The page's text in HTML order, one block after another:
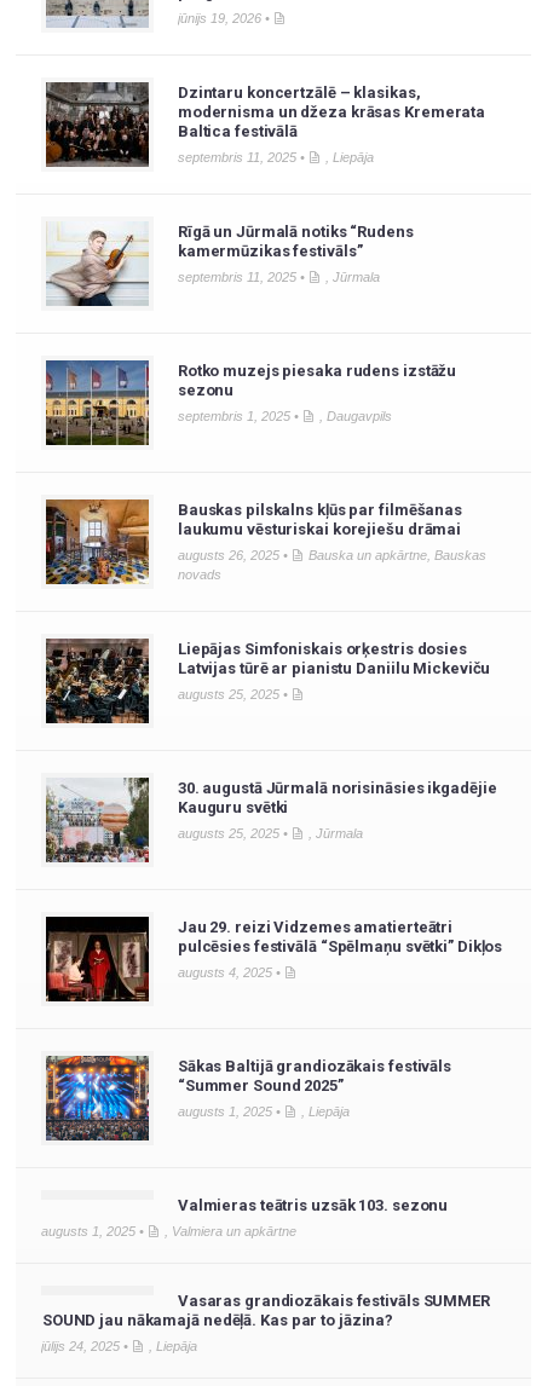
jūnijs 19, 2026 •
Dzintaru koncertzālē – klasikas,
modernisma un džeza krāsas Kremerata
Baltica festivālā
septembris 11, 2025 • Liepāja
Rīgā un Jūrmalā notiks “Rudens
kamermūzikas festivāls”
septembris 11, 2025 • Jūrmala
Rotko muzejs piesaka rudens izstāžu
sezonu
septembris 1, 2025 • Daugavpils
Bauskas pilskalns kļūs par filmēšanas
laukumu vēsturiskai korejiešu drāmai
augusts 26, 2025 • Bauska un apkārtne, Bauskas
novads
Liepājas Simfoniskais orķestris dosies
Latvijas tūrē ar pianistu Daniilu Mickeviču
augusts 25, 2025 •
30. augustā Jūrmalā norisināsies ikgadējie
Kauguru svētki
augusts 25, 2025 • Jūrmala
Jau 29. reizi Vidzemes amatierteātri
pulcēsies festivālā “Spēlmaņu svētki” Dikļos
augusts 4, 2025 •
Sākas Baltijā grandiozākais festivāls
“Summer Sound 2025”
augusts 1, 2025 • Liepāja
Valmieras teātris uzsāk 103. sezonu
augusts 1, 2025 • Valmiera un apkārtne
Vasaras grandiozākais festivāls SUMMER
SOUND jau nākamajā nedēļā. Kas par to jāzina?
jūlijs 24, 2025 • Liepāja